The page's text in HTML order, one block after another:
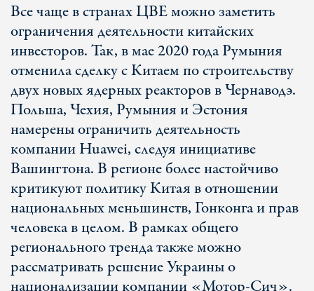
Все чаще в странах ЦВЕ можно заметить
ограничения деятельности китайских
инвесторов. Так, в мае 2020 года Румыния
отменила сделку с Китаем по строительству
двух новых ядерных реакторов в Чернаводэ.
Польша, Чехия, Румыния и Эстония
намерены ограничить деятельность
компании Huawei, следуя инициативе
Вашингтона. В регионе более настойчиво
критикуют политику Китая в отношении
национальных меньшинств, Гонконга и прав
человека в целом. В рамках общего
регионального тренда также можно
рассматривать решение Украины о